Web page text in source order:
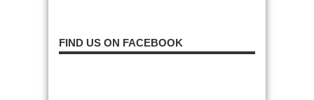
FIND US ON FACEBOOK